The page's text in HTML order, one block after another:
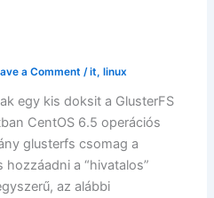
a Comment /it, linux
egy kis doksit a GlusterFS
CentOS 6.5 operációs
glusterfs csomag a
hozzáadni a “hivatalos”
az alábbi